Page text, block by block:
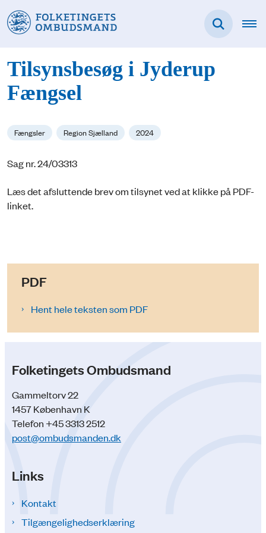
Tilsynsbesøg i Jyderup
Fængsel
Fængsler Region Sjælland 2024
Sag nr. 24/03313
Læs det afsluttende brev om tilsynet ved at klikke på PDF-
linket.
PDF
Hent hele teksten som PDF
Folketingets Ombudsmand
Gammeltorv 22
1457 København K
Telefon +45 3313 2512
post@ombudsmanden.dk
Links
Kontakt
Tilgængelighedserklæring